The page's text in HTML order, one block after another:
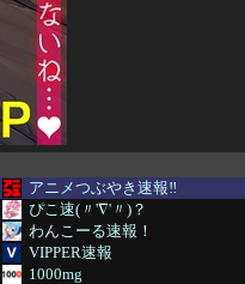
アニメつぶやき速報‼︎
ぴこ速(〃'∇'〃)？
わんこーる速報！
VIPPER速報
1000mg